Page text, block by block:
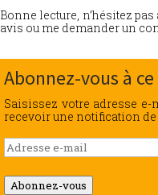
Bonne lecture, n’hésitez pas
avis ou me demander un
Abonnez-vous à
Saisissez votre adresse
recevoir une notification
Adresse
e-
mail
Abonnez-vous